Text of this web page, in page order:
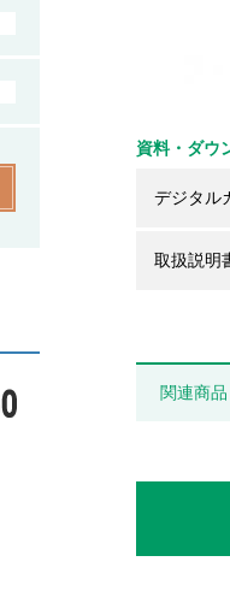
資料・ダウ
デジタル
取扱説明
関連商品